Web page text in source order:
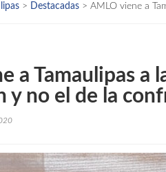
> Destacadas > AMLO viene a
a Tamaulipas a
y no el de la